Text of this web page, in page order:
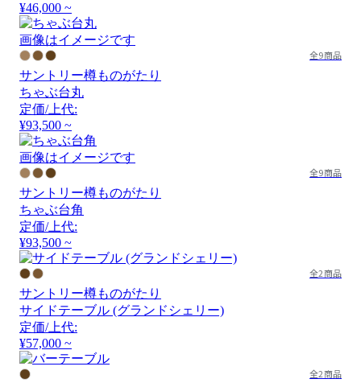
¥46,000 ~
画像はイメージです
全9商品
サントリー樽ものがたり
ちゃぶ台丸
定価/上代:
¥93,500 ~
画像はイメージです
全9商品
サントリー樽ものがたり
ちゃぶ台角
定価/上代:
¥93,500 ~
全2商品
サントリー樽ものがたり
サイドテーブル (グランドシェリー)
定価/上代:
¥57,000 ~
全2商品